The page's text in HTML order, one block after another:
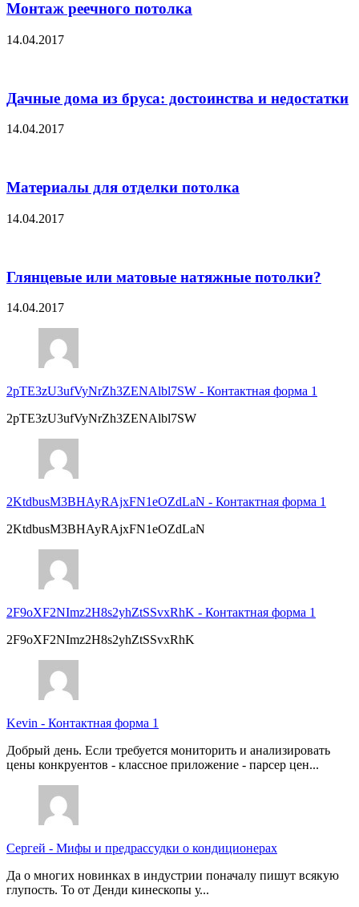
Монтаж реечного потолка
14.04.2017
Дачные дома из бруса: достоинства и недостатки
14.04.2017
Материалы для отделки потолка
14.04.2017
Глянцевые или матовые натяжные потолки?
14.04.2017
2pTE3zU3ufVyNrZh3ZENAlbl7SW - Контактная форма 1
2pTE3zU3ufVyNrZh3ZENAlbl7SW
2KtdbusM3BHAyRAjxFN1eOZdLaN - Контактная форма 1
2KtdbusM3BHAyRAjxFN1eOZdLaN
2F9oXF2NImz2H8s2yhZtSSvxRhK - Контактная форма 1
2F9oXF2NImz2H8s2yhZtSSvxRhK
Kevin - Контактная форма 1
Добрый день. Если требуется мониторить и анализировать
цены конкруентов - классное приложение - парсер цен...
Сергей - Мифы и предрассудки о кондиционерах
Да о многих новинках в индустрии поначалу пишут всякую
глупость. То от Денди кинескопы у...